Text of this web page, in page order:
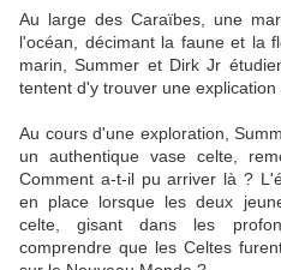
Au large des Caraïbes, une
l'océan, décimant la faune et la
marin, Summer et Dirk Jr
tentent d'y trouver une explication
Au cours d'une exploration,
un authentique vase celte,
Comment a-t-il pu arriver là ?
en place lorsque les deux
celte, gisant dans les
comprendre que les Celtes